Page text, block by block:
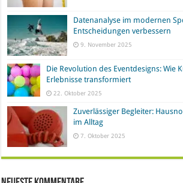
Datenanalyse im modernen
Entscheidungen verbessern
9. November 2025
Die Revolution des Eventdesigns: Wie
Erlebnisse transformiert
22. Oktober 2025
Zuverlässiger Begleiter:
im Alltag
7. Oktober 2025